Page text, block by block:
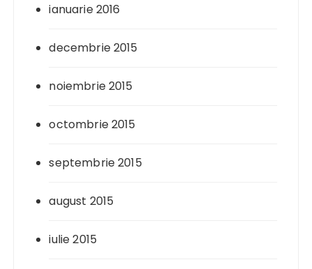
ianuarie 2016
decembrie 2015
noiembrie 2015
octombrie 2015
septembrie 2015
august 2015
iulie 2015